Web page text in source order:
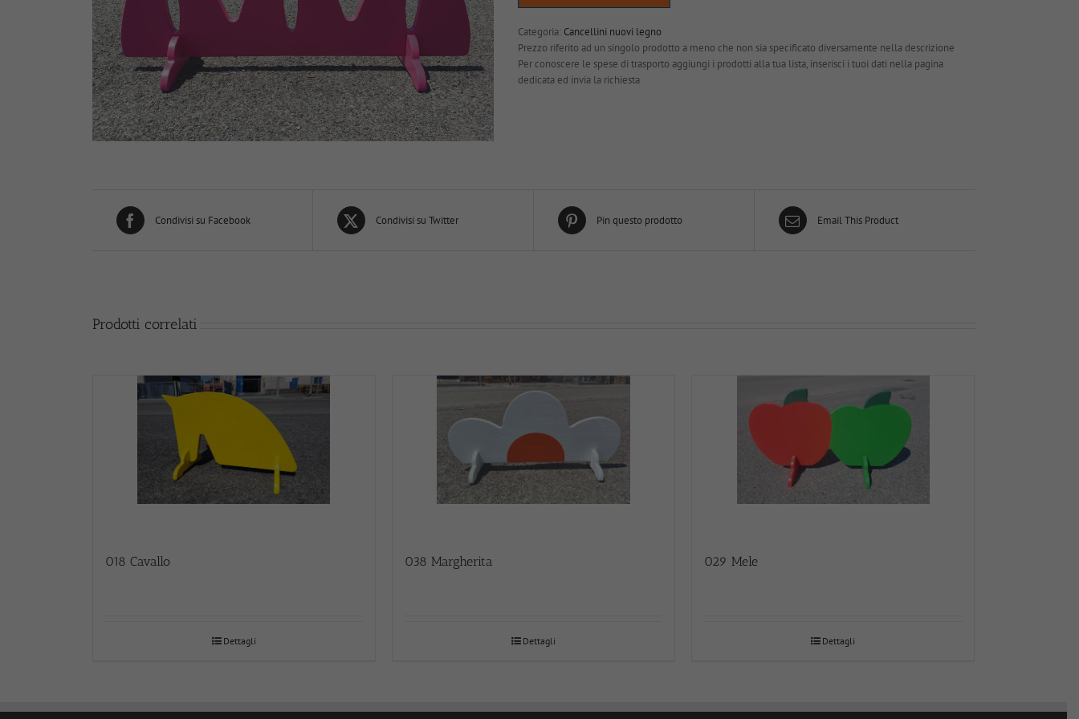
Categoria: Cancellini nuovi legno
Prezzo riferito ad un singolo prodotto a meno che non sia specificato diversamente nella descrizione
Per conoscere le spese di trasporto aggiungi i prodotti alla tua lista, inserisci i tuoi dati nella pagina
dedicata ed invia la richiesta
Condivisi su Facebook Condivisi su Twitter Pin questo prodotto Email This Product
Prodotti correlati
018 Cavallo
Dettagli
038 Margherita
Dettagli
029 Mele
Dettagli